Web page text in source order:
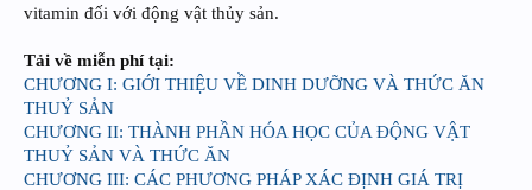
vitamin đối với động vật thủy sản.
Tải về miễn phí tại:
CHƯƠNG I: GIỚI THIỆU VỀ DINH DƯỠNG VÀ THỨC ĂN
THUỶ SẢN
CHƯƠNG II: THÀNH PHẦN HÓA HỌC CỦA ĐỘNG VẬT
THUỶ SẢN VÀ THỨC ĂN
CHƯƠNG III: CÁC PHƯƠNG PHÁP XÁC ĐỊNH GIÁ TRỊ